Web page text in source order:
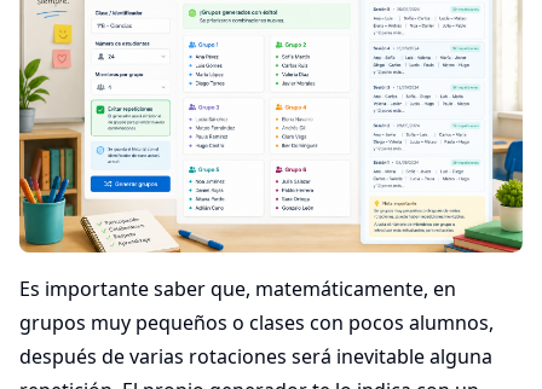
Es importante saber que, matemáticamente, en
grupos muy pequeños o clases con pocos alumnos,
después de varias rotaciones será inevitable alguna